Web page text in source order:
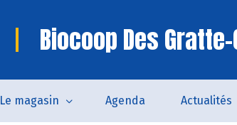
Biocoop Des
Le magasin Agenda Actualités